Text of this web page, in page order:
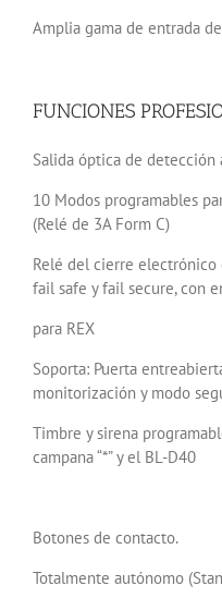
Amplia gama de entrada
FUNCIONES
Salida óptica de detección
10 Modos programables
(Relé de 3A Form C)
Relé del cierre electrónico
fail safe y fail secure, con
para REX
Soporta: Puerta
monitorización y modo
Timbre y sirena
campana “*” y el BL-D40
Botones de contacto.
Totalmente autónomo